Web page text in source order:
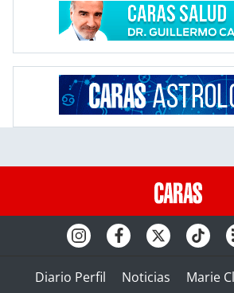
Diario Perfil Noticias Marie